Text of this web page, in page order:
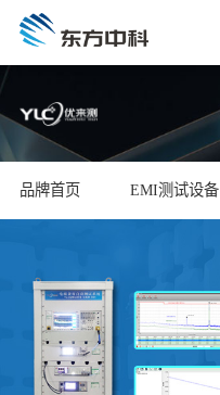
品牌首页 EMI测试设备